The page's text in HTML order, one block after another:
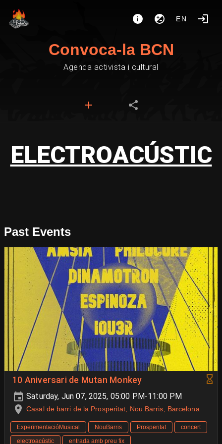
EN
Convoca-la BCN
Agenda activista i cultural
ELECTROACÚSTIC
Past Events
10 Aniversari de Mutan Monkey
Saturday, Jun 07, 2025, 05:00 PM-11:00 PM
Casal de barri de la Prosperitat, Nou Barris, Barcelona
ExperimentacióMusical NouBarris Prosperitat
concert
electroacústic
entrada amb preu fix